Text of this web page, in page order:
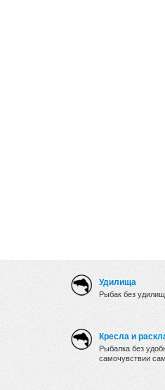
Удилища
Рыбак без
Кресла и
Рыбалка без
самочувствии